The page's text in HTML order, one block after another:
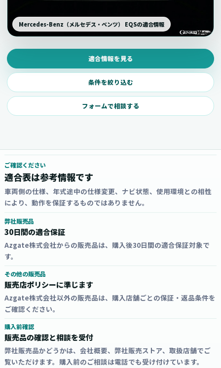
適合情報を見る
条件を絞り込む
フォームで相談する
Mercedes-Benz（メルセデス・ベンツ） EQSの適合情報
ご確認ください
適合表は参考情報です
車両側の仕様、年式途中の仕様変更、ナビ状態、使用環境との相性
により、動作を保証するものではありません。
弊社販売品
30日間の適合保証
Azgate株式会社からの販売品は、購入後30日間の適合保証対象で
す。
その他の販売品
販売店ポリシーに準じます
Azgate株式会社以外の販売品は、購入店舗ごとの保証・返品条件を
ご確認ください。
購入前確認
販売品の確認と相談を受付
弊社販売品かどうかは、会社概要、弊社販売ストア、取扱店舗でご
覧いただけます。購入前のご相談は電話でも受け付けています。